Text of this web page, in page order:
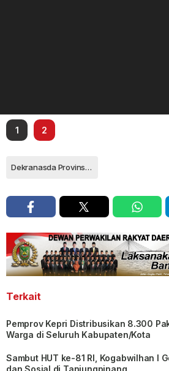
1 2
Dekranasda Provinsi Kepulauan Riau
Terkait
Pemprov Kepri Distribusikan 8.300
Warga di Seluruh Kabupaten/Kota
Sambut HUT ke-81 RI, Kogabwilhan I
dan Sosial di Tanjungpinang